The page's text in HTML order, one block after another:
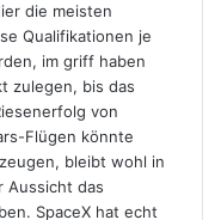
die meisten
Qualifikationen je
im griff haben
zulegen, bis das
von
Flügen könnte
bleibt wohl in
Aussicht das
SpaceX hat echt